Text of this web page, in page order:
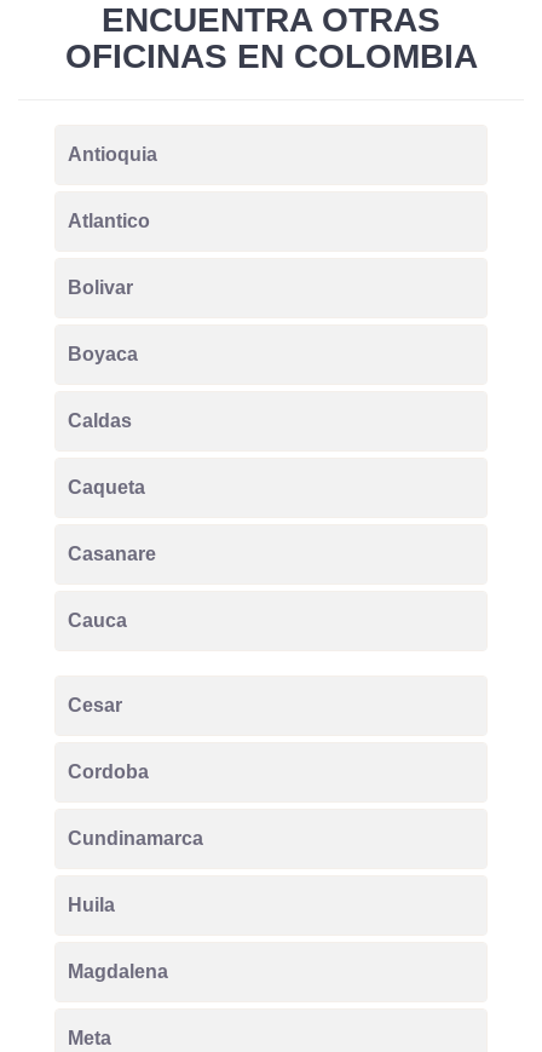
ENCUENTRA OTRAS
OFICINAS EN COLOMBIA
Antioquia
Atlantico
Bolivar
Boyaca
Caldas
Caqueta
Casanare
Cauca
Cesar
Cordoba
Cundinamarca
Huila
Magdalena
Meta